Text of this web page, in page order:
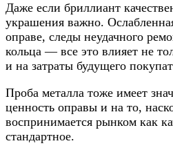
Даже если бриллиант
украшения важно.
оправе, следы неудачного
кольца — все это влияет не
и на затраты будущего
Проба металла тоже имеет
ценность оправы и на то,
воспринимается рынком как
стандартное.